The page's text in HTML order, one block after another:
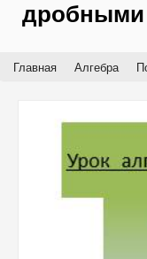
дробными
Главная Алгебра